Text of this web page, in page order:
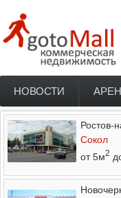
Главное меню
НОВОСТИ
Ростов-
Сокол
от 5м2